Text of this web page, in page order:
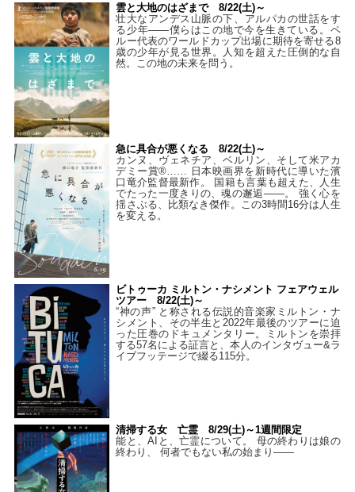
雲と大地のはざまで 8/22(土)～
壮大なアンデス山脈の下、アルパカの世話をす
る少年――僕らはこの地で今を生きている。ペ
ルー代表のワールドカップ出場に期待を寄せる8
歳の少年が見る世界。人知を超えた圧倒的な自
然。この地の未来を問う。
急に具合が悪くなる 8/22(土)～
カンヌ、ヴェネチア、ベルリン、そして米アカ
デミー賞®…… 日本映画界を新時代に導いた濱
口竜介監督最新作。 国籍も言葉も超えた、人生
でたった一度きりの、魂の邂逅――。 強く心を
揺さぶる、比類なき傑作。この3時間16分は人生
を変える。
ビトゥーカ ミルトン・ナシメント フェアウェル
ツアー 8/22(土)～
“神の声” と称される伝説的音楽家ミルトン・ナ
シメント、その半生と2022年最後のツアーに迫
った圧巻のドキュメンタリー。ミルトンを崇拝
する57名による証言と、本人のインタヴュー&ラ
イブフッテージで綴る115分。
清掃する女 亡霊 8/29(土)～1週間限定
能と、AIと、亡霊について。 母の終わりは娘の
終わり、 何者でもない私の始まり――